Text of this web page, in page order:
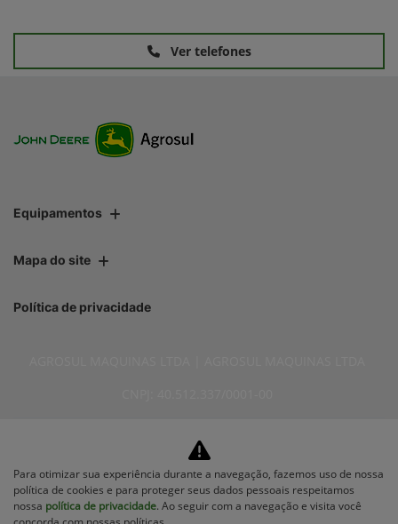
Ver telefones
Equipamentos
Mapa do site
Política de privacidade
No trânsito, enxergar o outro
Para otimizar sua experiência durante a navegação, fazemos uso de nossa
política de cookies e para proteger seus dados pessoais respeitamos
nossa política de privacidade. Ao seguir com a navegação e visita você